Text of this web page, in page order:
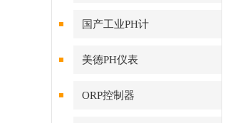
国产工业PH计
美德PH仪表
ORP控制器